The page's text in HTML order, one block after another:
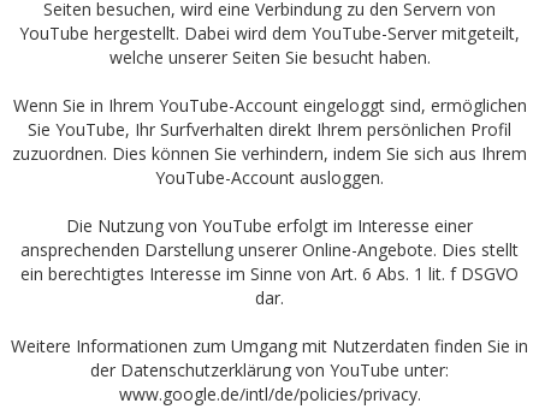
Seiten besuchen, wird eine Verbindung zu den Servern von
YouTube hergestellt. Dabei wird dem YouTube-Server mitgeteilt,
welche unserer Seiten Sie besucht haben.
Wenn Sie in Ihrem YouTube-Account eingeloggt sind, ermöglichen
Sie YouTube, Ihr Surfverhalten direkt Ihrem persönlichen Profil
zuzuordnen. Dies können Sie verhindern, indem Sie sich aus Ihrem
YouTube-Account ausloggen.
Die Nutzung von YouTube erfolgt im Interesse einer
ansprechenden Darstellung unserer Online-Angebote. Dies stellt
ein berechtigtes Interesse im Sinne von Art. 6 Abs. 1 lit. f DSGVO
dar.
Weitere Informationen zum Umgang mit Nutzerdaten finden Sie in
der Datenschutzerklärung von YouTube unter:
www.google.de/intl/de/policies/privacy.